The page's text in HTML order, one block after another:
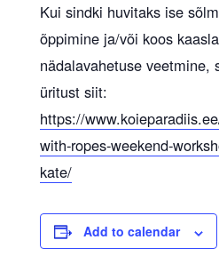
Kui sindki huvitaks ise
õppimine ja/või koos
nädalavahetuse veetmine,
üritust siit:
https://
with-ropes-weekend-
kate/
Add to calendar